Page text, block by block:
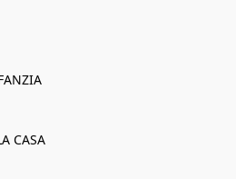
CASA